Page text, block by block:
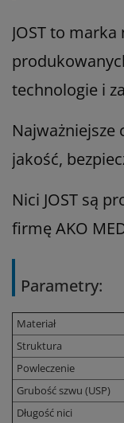
JOST to
technologie i
Najważniejsze
jakość,
Nici JOST są
firmę AKO
Parametry:
Materiał
Struktura
Powleczenie
Grubość szwu (USP)
Długość nici